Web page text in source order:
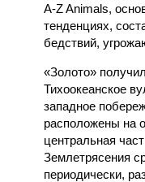
A-Z Animals,
тенденциях,
бедствий,
«Золото»
Тихоокеанское
западное
расположены на
центральная
Землетрясения
периодически,